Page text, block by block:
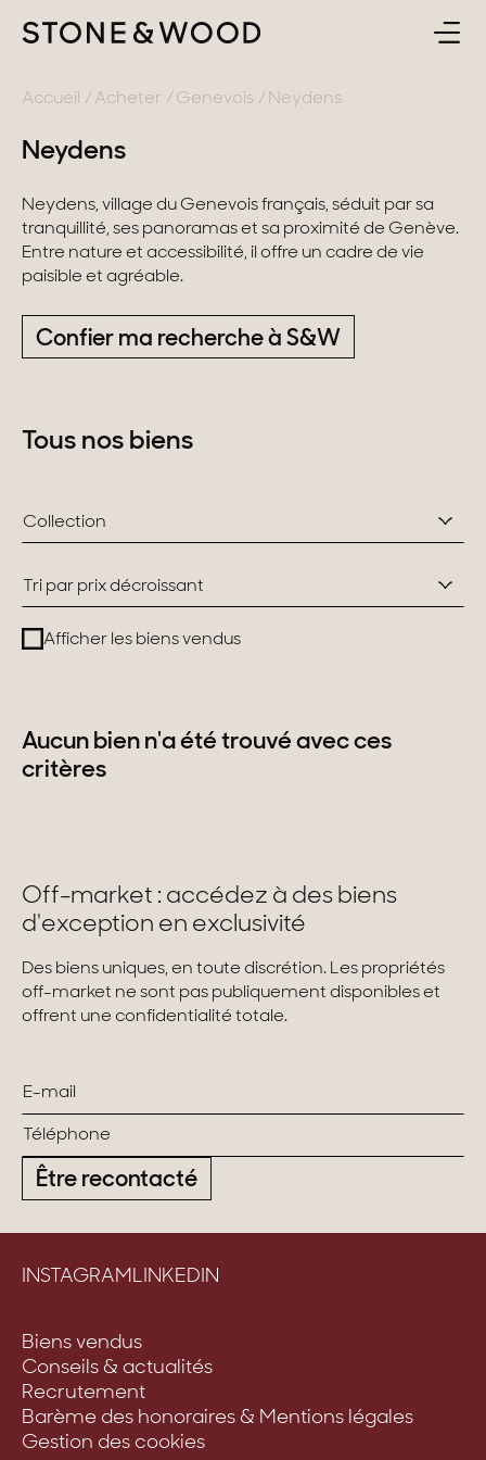
ACHETER
ESTIMER & VENDRE
L'AGENCE
CONTACT
FR
RETOUR
Lac d'Annecy
Genevois
Pays de Gex
Montagne
Provence
Suisse
Genève
Canton de Vaud
Appartements
Chalets
Maisons & appartements avec vues
Accueil Acheter Genevois Neydens
Neydens
Neydens, village du Genevois français, séduit par sa
tranquillité, ses panoramas et sa proximité de Genève.
Entre nature et accessibilité, il offre un cadre de vie
paisible et agréable.
Confier ma recherche à S&W
Tous nos biens
Collection
Tri par prix décroissant
Afficher les biens vendus
Aucun bien n'a été trouvé avec ces
critères
Off-market : accédez à des biens
d'exception en exclusivité
Des biens uniques, en toute discrétion. Les propriétés
off-market ne sont pas publiquement disponibles et
offrent une confidentialité totale.
Être recontacté
INSTAGRAMLINKEDIN
Biens vendus
Conseils & actualités
Recrutement
Barème des honoraires & Mentions légales
Gestion des cookies